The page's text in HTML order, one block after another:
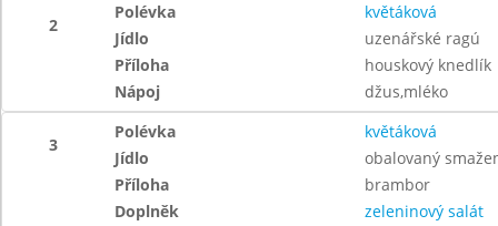
2
Polévka
květáková
Jídlo
uzenářské ragú
Příloha
houskový knedlík
Nápoj
džus,mléko
3
Polévka
květáková
Jídlo
obalovaný
Příloha
brambor
Doplněk
zeleninový salát